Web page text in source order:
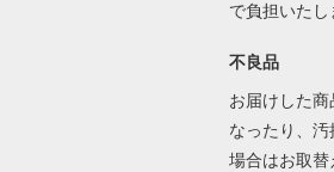
で負担いたし
不良品
お届けした
なったり、
場合はお取